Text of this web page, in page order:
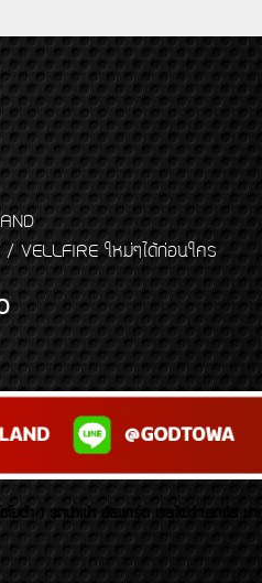
/ VELLFIRE ใหม่ๆได้ก่อนใคร
า ) รถนำเข้า อัลพาร์ด เวลไฟร์ เลกซัส มาเจ